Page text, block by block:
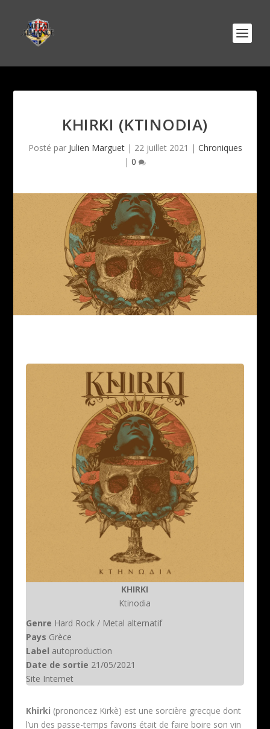
KHIRKI (KTINODIA)
Posté par Julien Marguet| 22 juillet 2021 | Chroniques
| 0
KHIRKI
Ktinodia
Genre Hard Rock / Metal alternatif
Pays Grèce
Label autoproduction
Date de sortie 21/05/2021
Site Internet
Khirki (prononcez Kirkè) est une sorcière grecque dont
l’un des passe-temps favoris était de faire boire son vin